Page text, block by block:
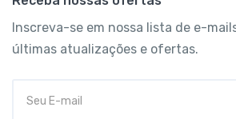
Inscreva-se em nossa lista de e-
últimas atualizações e ofertas.